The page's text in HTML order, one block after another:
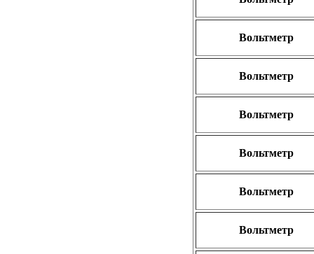
Вольтметр
Вольтметр
Вольтметр
Вольтметр
Вольтметр
Вольтметр